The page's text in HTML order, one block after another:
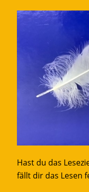
Hast du das
fällt dir das Lesen